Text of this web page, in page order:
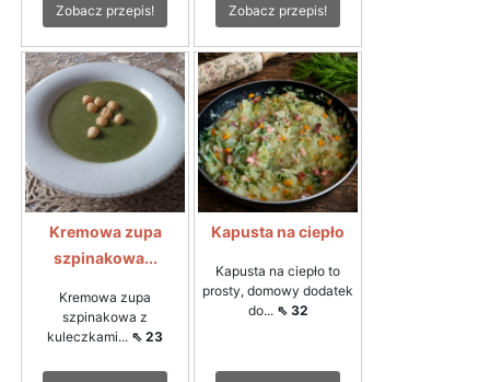
Zobacz przepis! Zobacz przepis!
Kremowa zupa
szpinakowa...
Kremowa zupa
szpinakowa z
kuleczkami... ⇖ 23
Kapusta na ciepło
Kapusta na ciepło to
prosty, domowy dodatek
do... ⇖ 32